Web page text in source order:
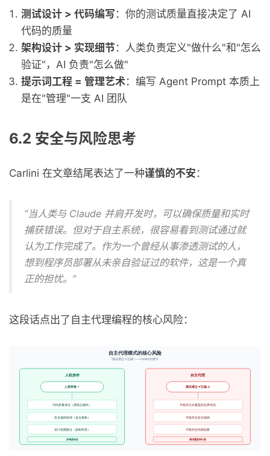
测试设计 > 代码编写 ：你的测试质量直接决定了 AI
代码的质量
架构设计 > 实现细节：人类负责定义"做什么"和"怎么
验证"，AI 负责"怎么做"
提示词工程 = 管理艺术：编写 Agent Prompt 本质上
是在"管理"一支 AI 团队
6.2 安全与风险思考
Carlini 在文章结尾表达了一种谨慎的不安 ：
“当人类与 Claude 并肩开发时，可以确保质量和实时
捕获错误。但对于自主系统，很容易看到测试通过就
认为工作完成了。作为一个曾经从事渗透测试的人，
想到程序员部署从未亲自验证过的软件，这是一个真
正的担忧。”
这段话点出了自主代理编程的核心风险：